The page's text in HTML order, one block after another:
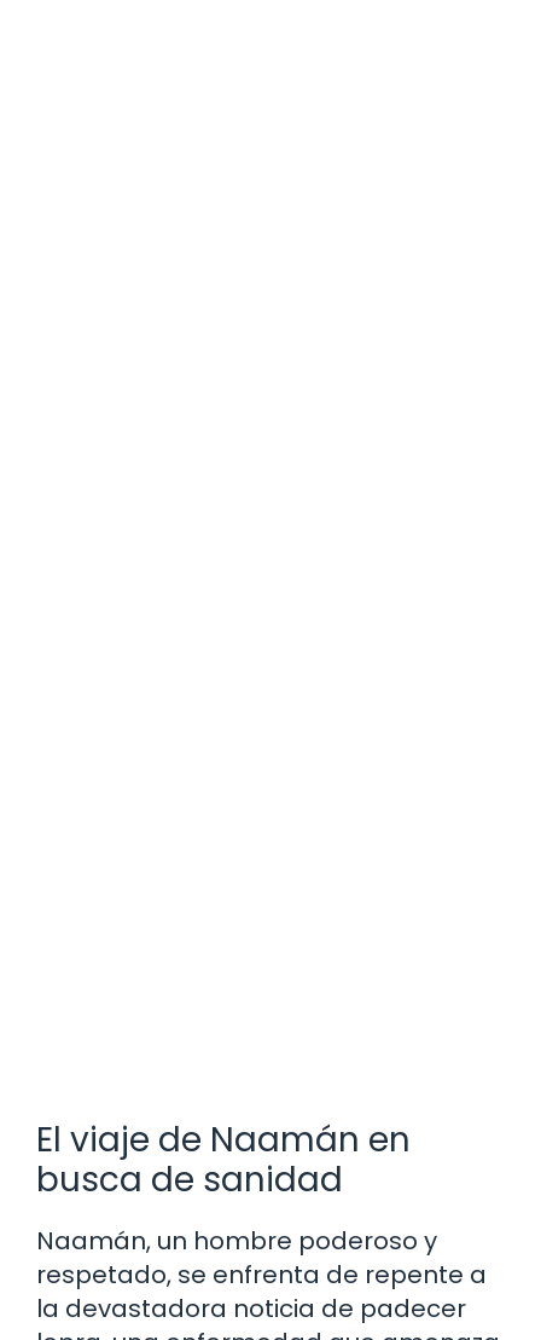
El viaje de Naamán en
busca de sanidad
Naamán, un hombre poderoso y
respetado, se enfrenta de repente a
la devastadora noticia de padecer